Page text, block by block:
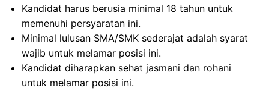
Kandidat harus berusia minimal 18 tahun untuk
memenuhi persyaratan ini.
Minimal lulusan SMA/SMK sederajat adalah syarat
wajib untuk melamar posisi ini.
Kandidat diharapkan sehat jasmani dan rohani
untuk melamar posisi ini.